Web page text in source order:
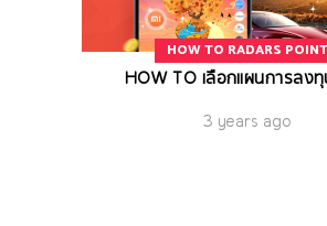
HOW TO RADARS POINT
HOW TO เลือกแผนการลงทุ
3 years ago